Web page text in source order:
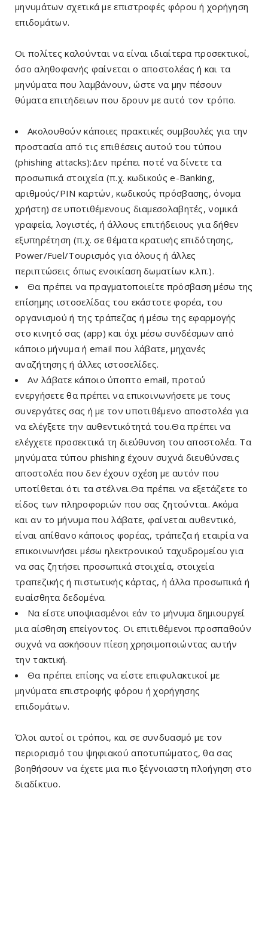
μηνυμάτων σχετικά με επιστροφές φόρου ή χορήγηση
επιδομάτων.
Οι πολίτες καλούνται να είναι ιδιαίτερα προσεκτικοί,
όσο αληθοφανής φαίνεται ο αποστολέας ή και τα
μηνύματα που λαμβάνουν, ώστε να μην πέσουν
θύματα επιτήδειων που δρουν με αυτό τον τρόπο.
Ακολουθούν κάποιες πρακτικές συμβουλές για την
προστασία από τις επιθέσεις αυτού του τύπου
(phishing attacks):Δεν πρέπει ποτέ να δίνετε τα
προσωπικά στοιχεία (π.χ. κωδικούς e-Βanking,
αριθμούς/PIN καρτών, κωδικούς πρόσβασης, όνομα
χρήστη) σε υποτιθέμενους διαμεσολαβητές, νομικά
γραφεία, λογιστές, ή άλλους επιτήδειους για δήθεν
εξυπηρέτηση (π.χ. σε θέματα κρατικής επιδότησης,
Power/Fuel/Τουρισμός για όλους ή άλλες
περιπτώσεις όπως ενοικίαση δωματίων κ.λπ.).
Θα πρέπει να πραγματοποιείτε πρόσβαση μέσω της
επίσημης ιστοσελίδας του εκάστοτε φορέα, του
οργανισμού ή της τράπεζας ή μέσω της εφαρμογής
στο κινητό σας (app) και όχι μέσω συνδέσμων από
κάποιο μήνυμα ή email που λάβατε, μηχανές
αναζήτησης ή άλλες ιστοσελίδες.
Αν λάβατε κάποιο ύποπτο email, προτού
ενεργήσετε θα πρέπει να επικοινωνήσετε με τους
συνεργάτες σας ή με τον υποτιθέμενο αποστολέα για
να ελέγξετε την αυθεντικότητά του.Θα πρέπει να
ελέγχετε προσεκτικά τη διεύθυνση του αποστολέα. Τα
μηνύματα τύπου phishing έχουν συχνά διευθύνσεις
αποστολέα που δεν έχουν σχέση με αυτόν που
υποτίθεται ότι τα στέλνει.Θα πρέπει να εξετάζετε το
είδος των πληροφοριών που σας ζητούνται. Ακόμα
και αν το μήνυμα που λάβατε, φαίνεται αυθεντικό,
είναι απίθανο κάποιος φορέας, τράπεζα ή εταιρία να
επικοινωνήσει μέσω ηλεκτρονικού ταχυδρομείου για
να σας ζητήσει προσωπικά στοιχεία, στοιχεία
τραπεζικής ή πιστωτικής κάρτας, ή άλλα προσωπικά ή
ευαίσθητα δεδομένα.
Να είστε υποψιασμένοι εάν το μήνυμα δημιουργεί
μια αίσθηση επείγοντος. Οι επιτιθέμενοι προσπαθούν
συχνά να ασκήσουν πίεση χρησιμοποιώντας αυτήν
την τακτική.
Θα πρέπει επίσης να είστε επιφυλακτικοί με
μηνύματα επιστροφής φόρου ή χορήγησης
επιδομάτων.
Όλοι αυτοί οι τρόποι, και σε συνδυασμό με τον
περιορισμό του ψηφιακού αποτυπώματος, θα σας
βοηθήσουν να έχετε μια πιο ξέγνοιαστη πλοήγηση στο
διαδίκτυο.